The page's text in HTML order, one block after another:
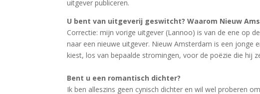
uitgever publiceren.
U bent van uitgeverij geswitcht? Waarom Nieuw
Correctie: mijn vorige uitgever (Lannoo) is van de ene op
naar een nieuwe uitgever. Nieuw Amsterdam is een
kiest, los van bepaalde stromingen, voor de poëzie die hij
Bent u een romantisch dichter?
Ik ben alleszins geen cynisch dichter en wil wel proberen